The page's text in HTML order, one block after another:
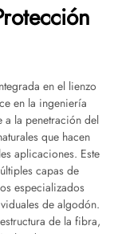
en el lienzo
en la ingeniería
a la penetración del
que hacen
aplicaciones. Este
capas de
especializados
de algodón.
de la fibra,